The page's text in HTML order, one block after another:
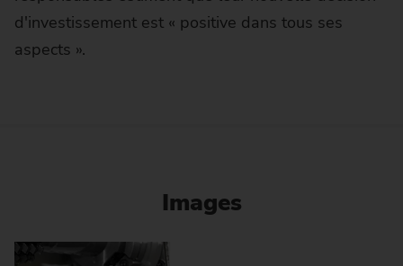
d'investissement est « positive dans tous ses
aspects ».
Images